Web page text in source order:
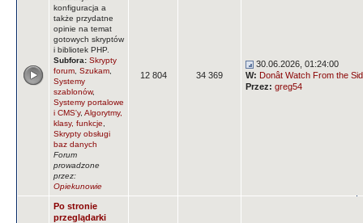
konfiguracja a
także przydatne
opinie na temat
gotowych skryptów
i bibliotek PHP.
Subfora: Skrypty
forum Szukam
Systemy
szablonów,
Systemy portalowe
i CMS'y, Algorytmy,
klasy, funkcje
Skrypty obsługi
baz danych
Forum
prowadzone
przez:
Opiekunowie
12 804 34 369
30.06.2026, 01:24:00
W: Donât Watch From the
Przez: greg54
Po stronie
przeglądarki